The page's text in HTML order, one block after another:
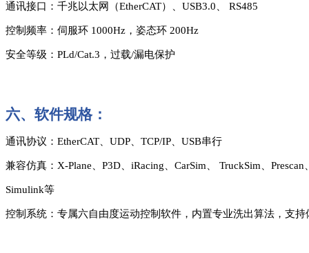
通讯接口：千兆以太网（EtherCAT）、USB3.0、 RS485
控制频率：伺服环 1000Hz，姿态环 200Hz
安全等级： PLd/Cat.3，过载/漏电保护
六、 软件规格：
通讯协议： EtherCAT、UDP、TCP/IP、USB串行
兼容仿真： X-Plane、P3D、iRacing、CarSim、 TruckSim、
Simulink等
控制系统：专属六自由度运动控制软件，内置专业洗出算法，支